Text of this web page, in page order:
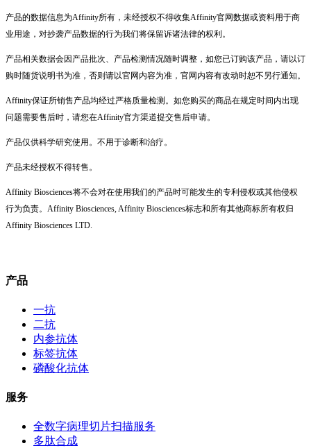
产品的数据信息为Affinity所有，未经授权不得收集Affinity官网数据或资料用于商
业用途，对抄袭产品数据的行为我们将保留诉诸法律的权利。
产品相关数据会因产品批次、产品检测情况随时调整，如您已订购该产品，请以订
购时随货说明书为准，否则请以官网内容为准，官网内容有改动时恕不另行通知。
Affinity保证所销售产品均经过严格质量检测。如您购买的商品在规定时间内出现
问题需要售后时，请您在Affinity官方渠道提交售后申请。
产品仅供科学研究使用。不用于诊断和治疗。
产品未经授权不得转售。
Affinity Biosciences将不会对在使用我们的产品时可能发生的专利侵权或其他侵权
行为负责。Affinity Biosciences, Affinity Biosciences标志和所有其他商标所有权归
Affinity Biosciences LTD.
产品
一抗
二抗
内参抗体
标签抗体
磷酸化抗体
服务
全数字病理切片扫描服务
多肽合成